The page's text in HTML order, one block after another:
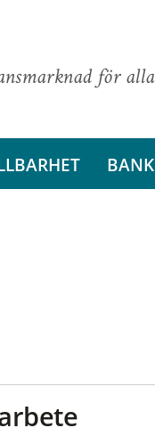
för alla
BANK